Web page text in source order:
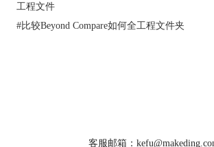
工程文件
#比较Beyond Compare如何全工程文件夹
客服邮箱：